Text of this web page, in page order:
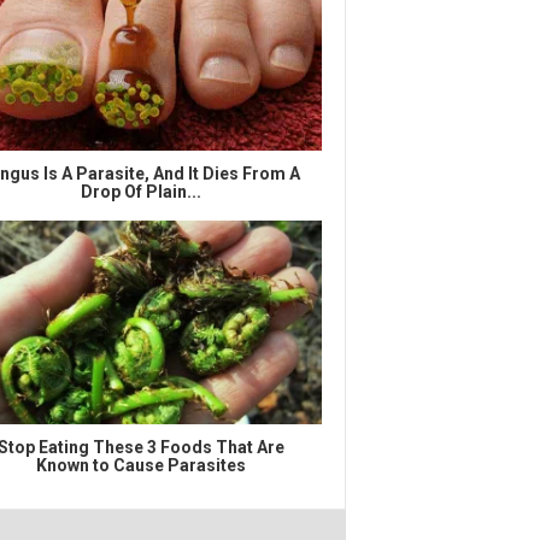
Is A Parasite, And It Dies From A
Drop Of Plain...
Eating These 3 Foods That Are
Known to Cause Parasites